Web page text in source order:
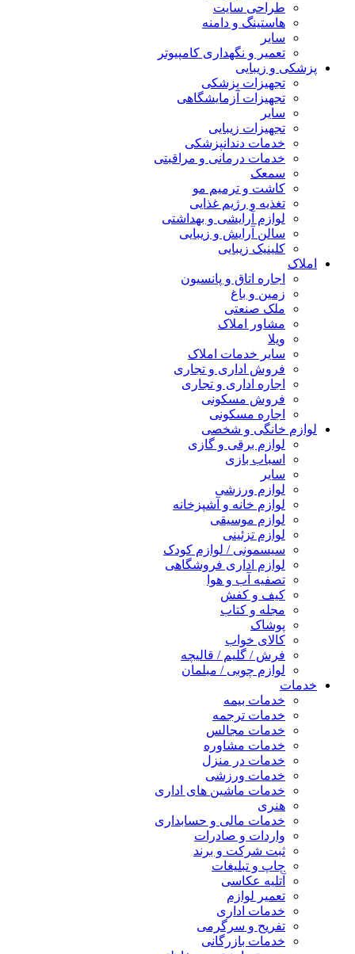
طراحی سایت
هاستینگ و دامنه
سایر
تعمیر و نگهداری کامپیوتر
پزشکی و زیبایی
تجهیزات پزشکی
تجهیزات آزمایشگاهی
سایر
تجهیزات زیبایی
خدمات دندانپزشکی
خدمات درمانی و مراقبتی
سمعک
کاشت و ترمیم مو
تغذیه و رژیم غذایی
لوازم آرایشی و بهداشتی
سالن آرایش و زیبایی
کلینیک زیبایی
املاک
اجاره اتاق و پانسیون
زمین و باغ
ملک صنعتی
مشاور املاک
ویلا
سایر خدمات املاک
فروش اداری و تجاری
اجاره اداری و تجاری
فروش مسکونی
اجاره مسکونی
لوازم خانگی و شخصی
لوازم برقی و گازی
اسباب بازی
سایر
لوازم ورزشی
لوازم خانه و آشپزخانه
لوازم موسیقی
لوازم تزئینی
سیسمونی / لوازم کودک
لوازم اداری فروشگاهی
تصفیه آب و هوا
کیف و کفش
مجله و کتاب
پوشاک
کالای خواب
فرش / گلیم / قالیچه
لوازم چوبی / مبلمان
خدمات
خدمات بیمه
خدمات ترجمه
خدمات مجالس
خدمات مشاوره
خدمات در منزل
خدمات ورزشی
خدمات ماشین های اداری
هنری
خدمات مالی و حسابداری
واردات و صادرات
ثبت شرکت و برند
چاپ و تبلیغات
آتلیه عکاسی
تعمیر لوازم
خدمات اداری
تفریح و سرگرمی
خدمات بازرگانی